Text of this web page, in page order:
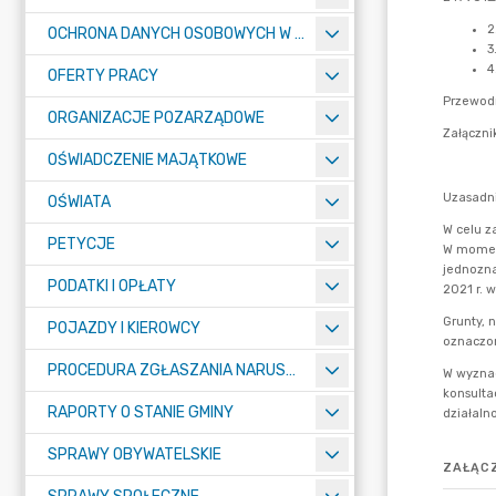
OCHRONA DANYCH OSOBOWYCH W URZĘDZIE MIASTA ŻORY - RODO
OFERTY PRACY
ORGANIZACJE POZARZĄDOWE
OŚWIADCZENIE MAJĄTKOWE
OŚWIATA
PETYCJE
PODATKI I OPŁATY
POJAZDY I KIEROWCY
PROCEDURA ZGŁASZANIA NARUSZEŃ PRAWA
RAPORTY O STANIE GMINY
SPRAWY OBYWATELSKIE